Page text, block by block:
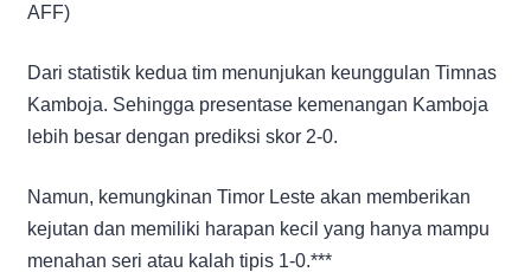
AFF)
Dari statistik kedua tim menunjukan keunggulan Timnas
Kamboja. Sehingga presentase kemenangan Kamboja
lebih besar dengan prediksi skor 2-0.
Namun, kemungkinan Timor Leste akan memberikan
kejutan dan memiliki harapan kecil yang hanya mampu
menahan seri atau kalah tipis 1-0.***